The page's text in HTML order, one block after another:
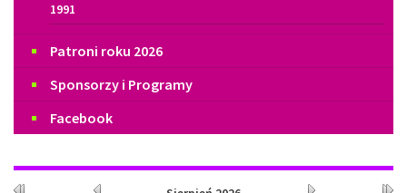
1991
Patroni roku 2026
Sponsorzy i Programy
Facebook